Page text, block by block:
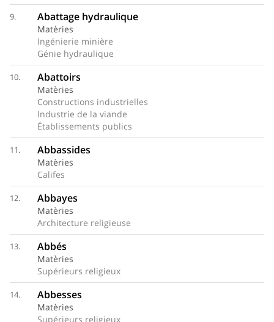
9. Abattage hydraulique
Matèries
Ingénierie minière
Génie hydraulique
10. Abattoirs
Matèries
Constructions industrielles
Industrie de la viande
Établissements publics
11. Abbassides
Matèries
Califes
12. Abbayes
Matèries
Architecture religieuse
13. Abbés
Matèries
Supérieurs religieux
14. Abbesses
Matèries
Supérieurs religieux